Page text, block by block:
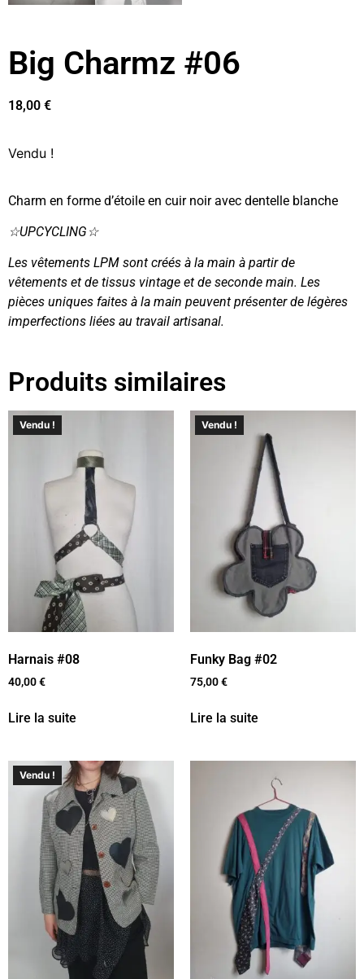
Big Charmz #06
18,00 €
Vendu !
Charm en forme d’étoile en cuir noir avec dentelle blanche
☆UPCYCLING☆
Les vêtements LPM sont créés à la main à partir de
vêtements et de tissus vintage et de seconde main. Les
pièces uniques faites à la main peuvent présenter de légères
imperfections liées au travail artisanal.
Produits similaires
Vendu !
Harnais #08
40,00€
Lire la suite
Vendu !
Funky Bag #02
75,00€
Lire la suite
Vendu !